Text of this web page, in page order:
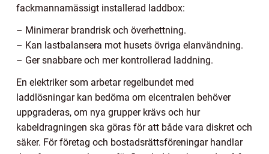
fackmannamässigt installerad laddbox:
– Minimerar brandrisk och överhettning.
– Kan lastbalansera mot husets övriga elanvändning.
– Ger snabbare och mer kontrollerad laddning.
En elektriker som arbetar regelbundet med
laddlösningar kan bedöma om elcentralen behöver
uppgraderas, om nya grupper krävs och hur
kabeldragningen ska göras för att både vara diskret och
säker. För företag och bostadsrättsföreningar handlar